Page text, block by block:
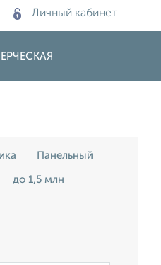
Личный кабинет
Панельный
до 1,5 млн